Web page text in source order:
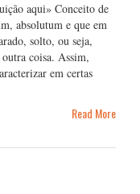
aqui» Conceito de
absolutum e que em
solto, ou seja,
coisa. Assim,
em certas
Read More